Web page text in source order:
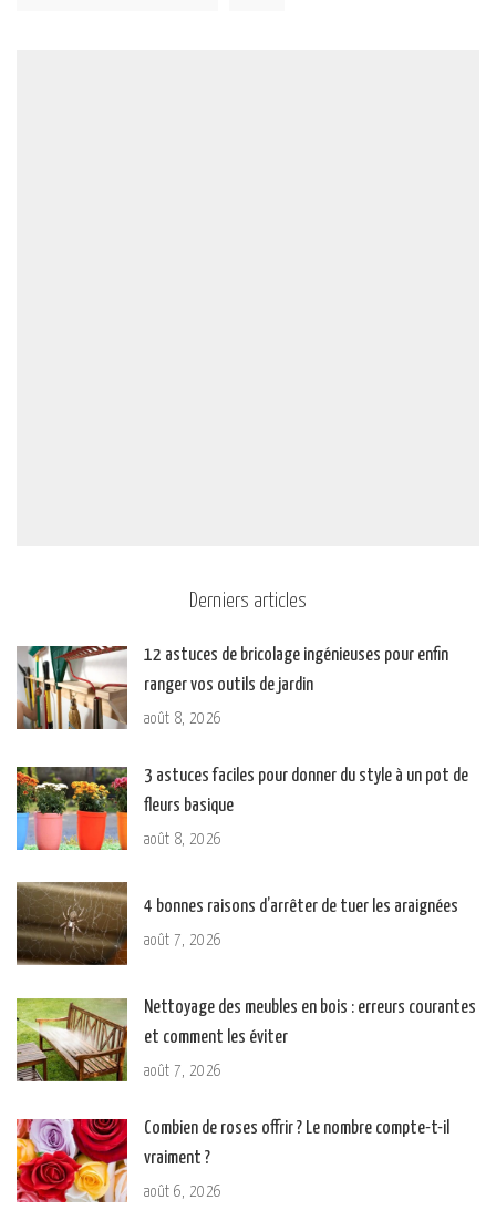
Derniers articles
12 astuces de bricolage ingénieuses pour enfin
ranger vos outils de jardin
août 8, 2026
3 astuces faciles pour donner du style à un pot de
fleurs basique
août 8, 2026
4 bonnes raisons d’arrêter de tuer les araignées
août 7, 2026
Nettoyage des meubles en bois : erreurs courantes
et comment les éviter
août 7, 2026
Combien de roses offrir ? Le nombre compte-t-il
vraiment ?
août 6, 2026